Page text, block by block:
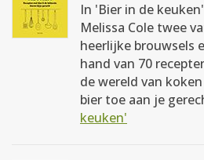
In 'Bier in de
Melissa Cole twee
heerlijke brouwsels
hand van 70
de wereld van
bier toe aan je
keuken'